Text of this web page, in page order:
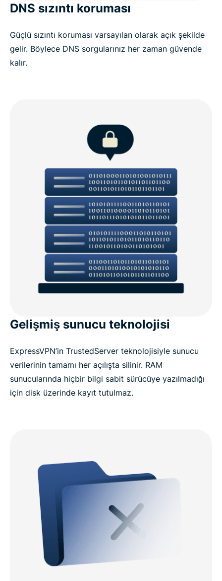
DNS sızıntı koruması
Güçlü sızıntı koruması varsayılan olarak açık şekilde
gelir. Böylece DNS sorgularınız her zaman güvende
kalır.
Gelişmiş sunucu teknolojisi
ExpressVPN’in TrustedServer teknolojisiyle sunucu
verilerinin tamamı her açılışta silinir. RAM
sunucularında hiçbir bilgi sabit sürücüye yazılmadığı
için disk üzerinde kayıt tutulmaz.